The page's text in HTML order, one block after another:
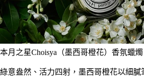
本月之星Choisya（墨西哥橙花）香氛蠟燭
綠意盎然、活力四射，墨西哥橙花以細